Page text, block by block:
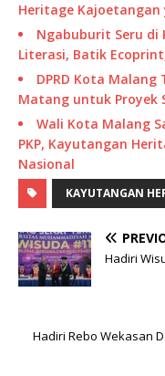
Heritage Kajoetangan
Ngabuburit Seru di
Literasi, Batik
DPRD Kota
Matang untuk Proyek
Wali Kota Malang
PKP, Kayutangan
Nasional
KAYUTANGAN
Hadiri
Hadiri Rebo Wekasan